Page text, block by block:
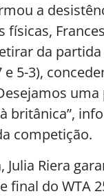
a
físicas,
da partida
e 5-3),
britânica”,
competição.
Julia Riera
final do WTA